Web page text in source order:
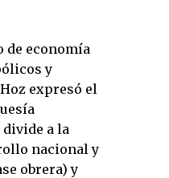
de economía
y
expresó el
a la
nacional y
obrera) y